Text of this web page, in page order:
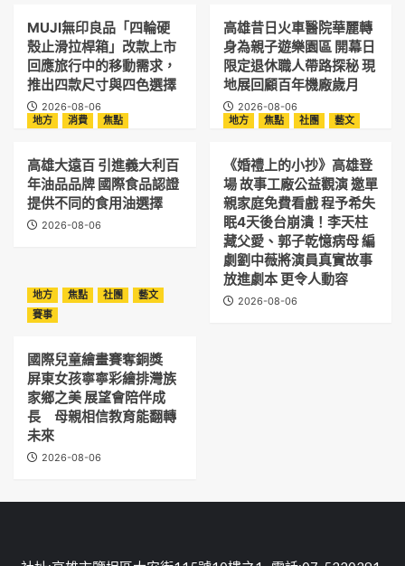
MUJI無印良品「四輪硬
殼止滑拉桿箱」改款上市
回應旅行中的移動需求，
推出四款尺寸與四色選擇
2026-08-06
高雄昔日火車醫院華麗轉
身為親子遊樂園區 開幕日
限定退休職人帶路探秘 現
地展回顧百年機廠歲月
2026-08-06
地方
消費 焦點
高雄大遠百 引進義大利百
年油品品牌 國際食品認證
提供不同的食用油選擇
2026-08-06
地方 焦點 社團 藝文
《婚禮上的小抄》高雄登
場 故事工廠公益觀演 邀單
親家庭免費看戲 程予希失
眠4天後台崩潰！李天柱
藏父愛、郭子乾憶病母 編
劇劉中薇將演員真實故事
放進劇本 更令人動容
2026-08-06
地方 焦點 社團
藝文
賽事
國際兒童繪畫賽奪銅獎
屏東女孩寧寧彩繪排灣族
家鄉之美 展望會陪伴成
長 母親相信教育能翻轉
未來
2026-08-06